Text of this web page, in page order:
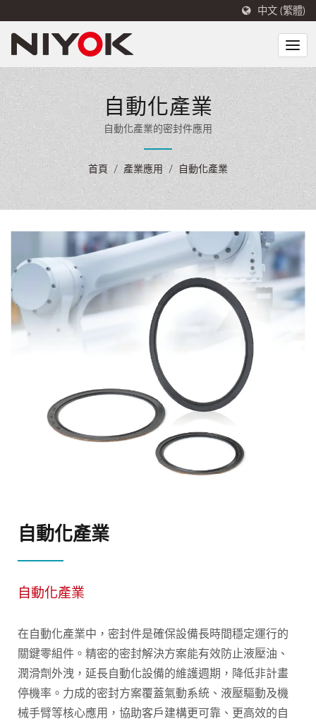
中文 (繁體)
自動化產業
自動化產業的密封件應用
首頁 / 產業應用 / 自動化產業
自動化產業
自動化產業
在自動化產業中，密封件是確保設備長時間穩定運行的
關鍵零組件。精密的密封解決方案能有效防止液壓油、
潤滑劑外洩，延長自動化設備的維護週期，降低非計畫
停機率。力成的密封方案覆蓋氣動系統、液壓驅動及機
械手臂等核心應用，協助客戶建構更可靠、更高效的自